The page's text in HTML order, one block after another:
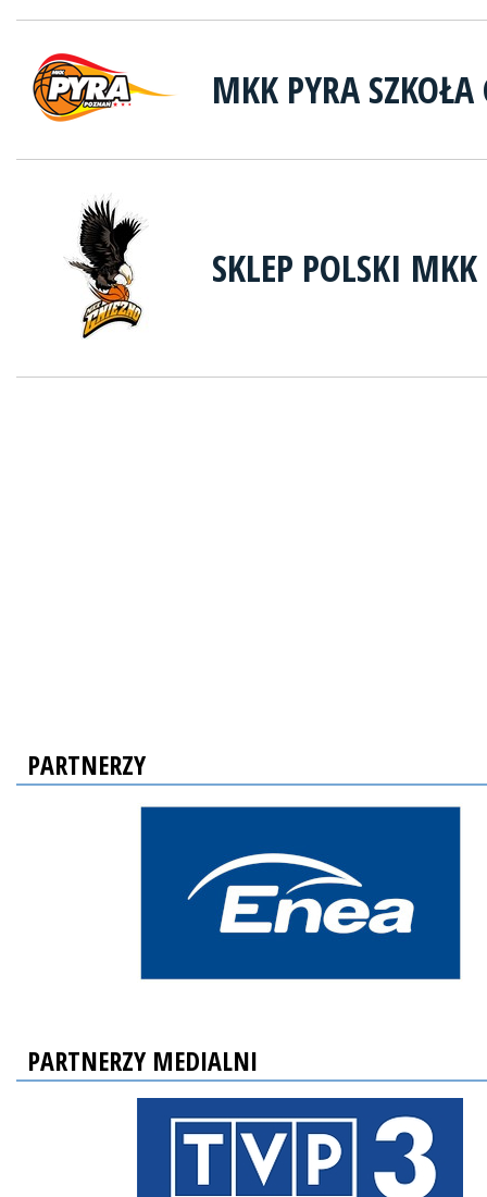
MKK PYRA
SKLEP POLSKI
PARTNERZY
PARTNERZY MEDIALNI